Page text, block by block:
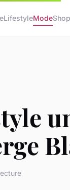
LifestyleMode